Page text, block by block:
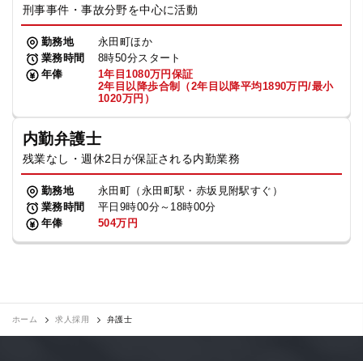
刑事事件・事故分野を中心に活動
勤務地
永田町ほか
業務時間
8時50分スタート
年俸
1年目1080万円保証
2年目以降歩合制（2年目以降平均1890万円/最小
1020万円）
内勤弁護士
残業なし・週休2日が保証される内勤業務
勤務地
永田町（永田町駅・赤坂見附駅すぐ）
業務時間
平日9時00分～18時00分
年俸
504万円
ホーム 求人採用 弁護士